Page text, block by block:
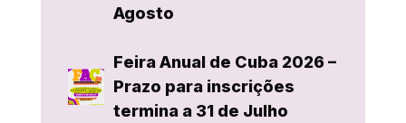
Agosto
Feira Anual de Cuba 2026 –
Prazo para inscrições
termina a 31 de Julho